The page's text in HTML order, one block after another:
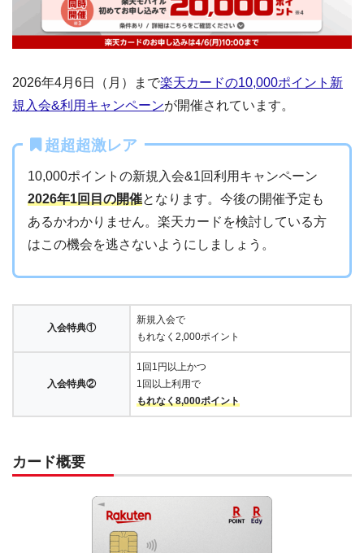
2026年4月6日（月）まで楽天カードの10,000ポイント新
規入会&利用キャンペーンが開催されています。
超超超激レア
10,000ポイントの新規入会&1回利用キャンペーン
2026年1回目の開催となります。今後の開催予定も
あるかわかりません。楽天カードを検討している方
はこの機会を逃さないようにしましょう。
入会特典①
新規入会で
もれなく2,000ポイント
入会特典②
1回1円以上かつ
1回以上利用で
もれなく8,000ポイント
カード概要